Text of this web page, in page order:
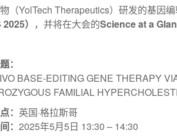
（YolTech Therapeutics）研发的基因
2025） ，并将在大会的Science at a
：
BASE-EDITING GENE THERAPY
FAMILIAL
： 英国·格拉斯哥
： 2025年5月5日 13:30 – 14:30